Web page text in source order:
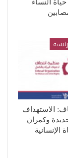
النساء
الاستهداف
وكمران
الإنسانية